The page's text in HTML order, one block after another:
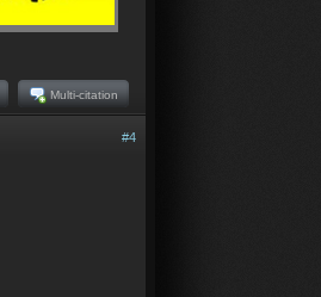
Multi-citation
#4